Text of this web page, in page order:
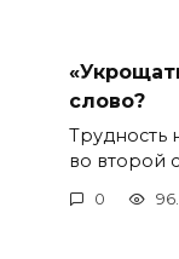
слово?
Трудность
во второй
0